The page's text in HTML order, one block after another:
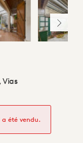
Vias
été vendu.